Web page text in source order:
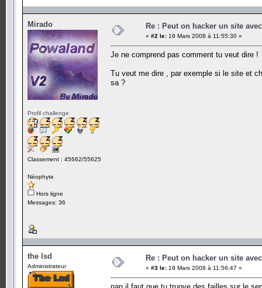
Mirado
Profil challenge
Classement : 45662/55625
Néophyte
Hors ligne
Messages: 36
Re : Peut on hacker un site
« #2 le: 19 Mars 2008 à 11:55:30 »
Je ne comprend pas comment tu veut dire !
Tu veut me dire , par exemple si le site et
sa ?
the lsd
Administrateur
Re : Peut on hacker un site
« #3 le: 19 Mars 2008 à 11:56:47 »